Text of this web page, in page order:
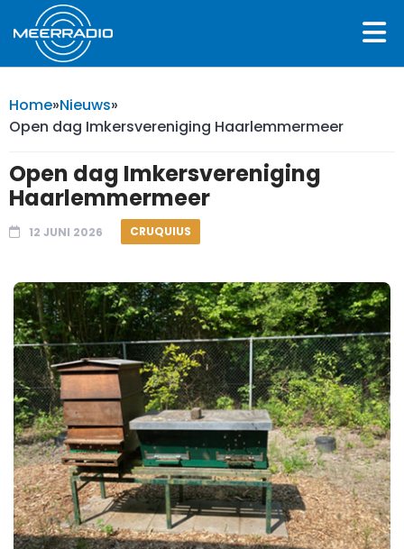
Home»Nieuws»
Open dag Imkersvereniging Haarlemmermeer
Open dag Imkersvereniging
Haarlemmermeer
12 JUNI 2026 CRUQUIUS